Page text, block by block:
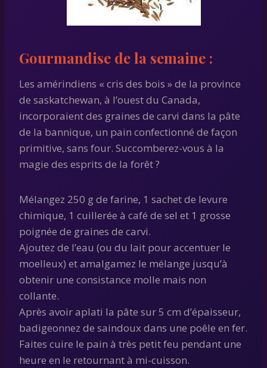
Gourmandise de la semaine :
Les amérindiens « cris des bois » de la province
de saskatchewan, à l’ouest du Canada,
incorporaient des graines de carvi dans la pâte
de la bannique, un pain confectionné de façon
primitive, sans four. Succomberez-vous à la
magie des esprits de la forêt ?
Mélangez 250 g de farine, 1 sachet de levure
chimique, 1 cuillerée à café de sel et 1 grosse
poignée de graines de carvi.
Ajoutez de l’eau (ou du lait pour accentuer le
moelleux) et amalgamez le mélange jusqu’à
obtenir une consistance molle mais non
collante.
Après avoir aplati la pâte sur 5 cm d’épaisseur,
badigeonnez de saindoux dans une poêle en fer.
Faites cuire le pain à très petit feu pendant une
heure en le retournant à mi-cuisson.